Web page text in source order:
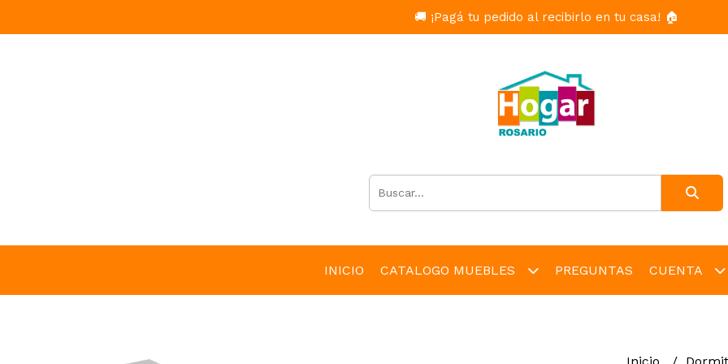
🚚 ¡Pagá tu pedido al recibirlo en tu casa! 🏠
INICIO CATALOGO MUEBLES PREGUNTAS CUENTA